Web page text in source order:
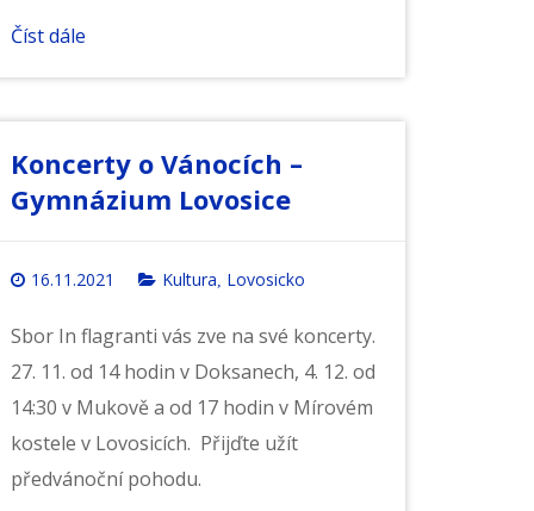
Číst dále
Koncerty o Vánocích –
Gymnázium Lovosice
16.11.2021 Kultura Lovosicko
Sbor In flagranti vás zve na své koncerty.
27. 11. od 14 hodin v Doksanech, 4. 12. od
14:30 v Mukově a od 17 hodin v Mírovém
kostele v Lovosicích. Přijďte užít
předvánoční pohodu.